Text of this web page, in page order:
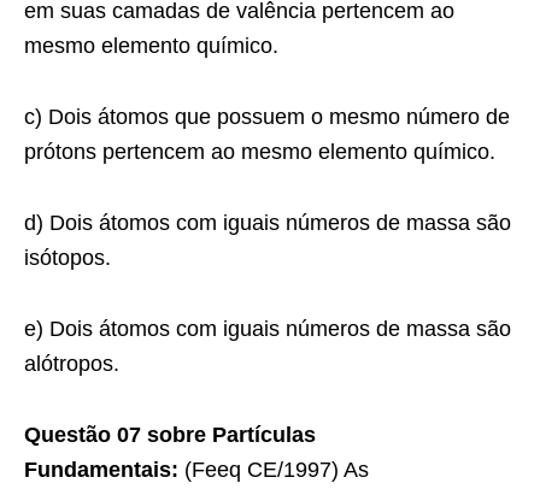
em suas camadas de valência pertencem ao
mesmo elemento químico.
c) Dois átomos que possuem o mesmo número de
prótons pertencem ao mesmo elemento químico.
d) Dois átomos com iguais números de massa são
isótopos.
e) Dois átomos com iguais números de massa são
alótropos.
Questão 07 sobre Partículas
Fundamentais: (Feeq CE/1997) As